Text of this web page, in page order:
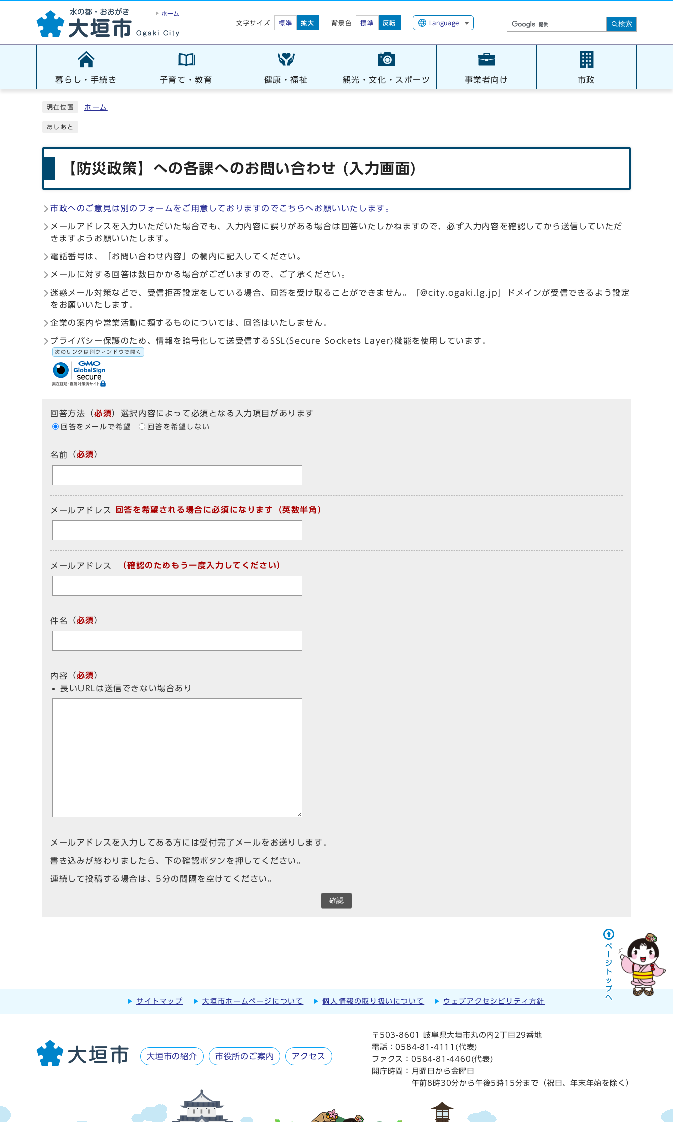
ホーム
文字サイズ
標準 拡大 背景色 標準 反転 Language 検索
暮らし・手続き 子育て・教育 健康・福祉 観光・文化・スポーツ 事業者向け 市政
現在位置 ホーム
あしあと
【防災政策】への各課へのお問い合わせ (入力画面)
市政へのご意見は別のフォームをご用意しておりますのでこちらへお願いいたします。
メールアドレスを入力いただいた場合でも、入力内容に誤りがある場合は回答いたしかねますので、必ず入力内容を確認してから送信していただ
きますようお願いいたします。
電話番号は、「お問い合わせ内容」の欄内に記入してください。
メールに対する回答は数日かかる場合がございますので、ご了承ください。
迷惑メール対策などで、受信拒否設定をしている場合、回答を受け取ることができません。「@city.ogaki.lg.jp」ドメインが受信できるよう設定
をお願いいたします。
企業の案内や営業活動に類するものについては、回答はいたしません。
プライバシー保護のため、情報を暗号化して送受信するSSL(Secure Sockets Layer)機能を使用しています。
次のリンクは別ウィンドウで開く
回答方法 （必須）選択内容によって必須となる入力項目があります
回答をメールで希望 回答を希望しない
名前 （必須）
メールアドレス 回答を希望される場合に必須になります（英数半角）
メールアドレス （確認のためもう一度入力してください）
件名 （必須）
内容 （必須）
長いURLは送信できない場合あり
メールアドレスを入力してある方には受付完了メールをお送りします。
書き込みが終わりましたら、下の確認ボタンを押してください。
連続して投稿する場合は、5分の間隔を空けてください。
確認
サイトマップ 大垣市ホームページについて 個人情報の取り扱いについて ウェブアクセシビリティ方針
大垣市の紹介 市役所のご案内 アクセス
〒503-8601 岐阜県大垣市丸の内2丁目29番地
電話：0584-81-4111 (代表)
ファクス：0584-81-4460(代表)
開庁時間：
月曜日から金曜日
午前8時30分から午後5時15分まで（祝日、年末年始を除く）